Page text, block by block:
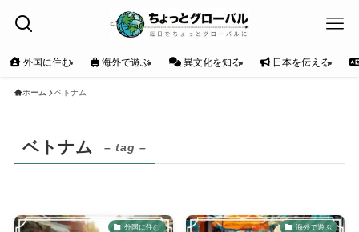
外国に住む 海外で遊ぶ 異文化を知る 日本を伝える
ホーム ベトナム
ベトナム – tag –
外国に住む 海外で遊ぶ